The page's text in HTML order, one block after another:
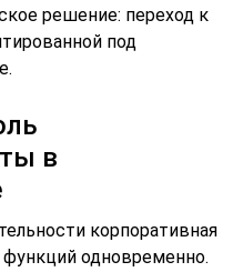
решение: переход к
под
в
корпоративная
одновременно.